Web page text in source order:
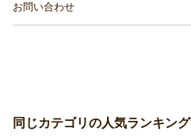
お問い合わせ
同じカテゴリの人気ランキング